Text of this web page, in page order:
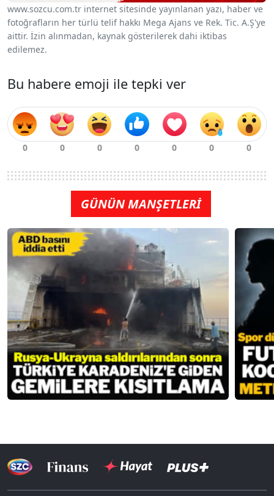
www.sozcu.com.tr internet sitesinde yayınlanan yazı, haber ve
fotoğrafların her türlü telif hakkı Mega Ajans ve Rek. Tic. A.Ş'ye
aittir. İzin alınmadan, kaynak gösterilerek dahi iktibas
edilemez.
Bu habere emoji ile tepki ver
GÜNÜN MANŞETLERİ